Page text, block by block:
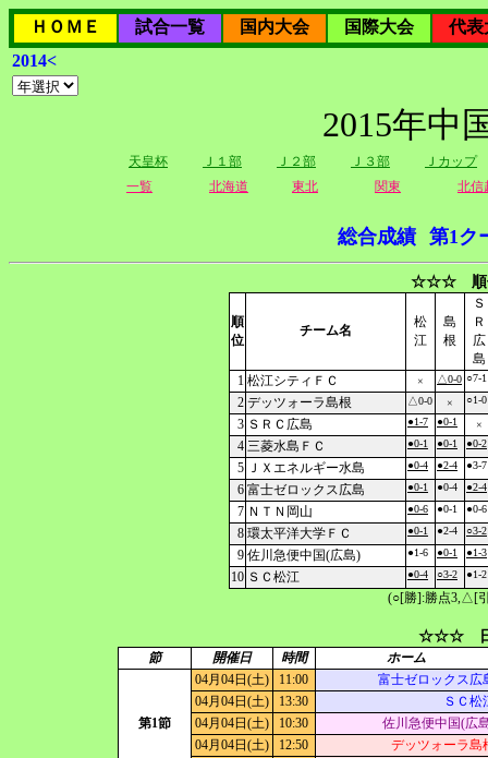
ＨＯＭＥ 試合一覧 国内大会 国際大会
代表
2014<
2015年中
天皇杯 Ｊ１部 Ｊ２部 Ｊ３部
Ｊカップ
一覧
北海道 東北 関東 北信
総合成績 第1ク
☆☆☆ 順
順
位
チーム名
松
江
島
根
Ｓ
Ｒ
広
島
1 松江シティＦＣ × △0-0 ○7-1
2 デッツォーラ島根 △0-0 × ○1-0
3 ＳＲＣ広島 ●1-7 ●0-1 ×
4 三菱水島ＦＣ ●0-1 ●0-1 ●0-2
5 ＪＸエネルギー水島 ●0-4 ●2-4 ●3-7
6 富士ゼロックス広島 ●0-1 ●0-4 ●2-4
7 ＮＴＮ岡山 ●0-6 ●0-1 ●0-6
8 環太平洋大学ＦＣ ●0-1 ●2-4 ○3-2
9 佐川急便中国(広島) ●1-6 ●0-1 ●1-3
10 ＳＣ松江 ●0-4 ○3-2 ●1-2
(○[勝]:勝点3,△[
☆☆☆ 日
節 開催日 時間 ホーム
第1節
04月04日(土) 11:00
富士ゼロックス広
04月04日(土)
13:30
ＳＣ松
04月04日(土)
10:30
佐川急便中国(広
04月04日(土)
12:50
デッツォーラ島